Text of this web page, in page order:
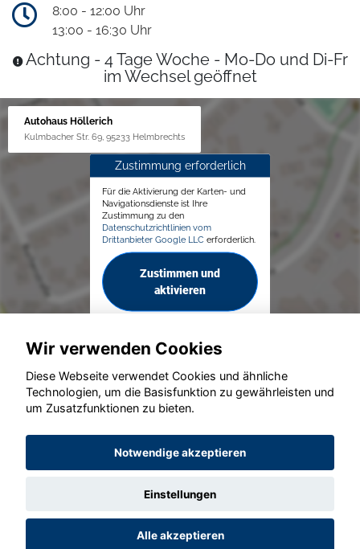
8:00 - 12:00 Uhr
13:00 - 16:30 Uhr
Achtung - 4 Tage Woche - Mo-Do und Di-Fr
im Wechsel geöffnet
Autohaus Höllerich
Kulmbacher Str. 69, 95233 Helmbrechts
Zustimmung erforderlich
Für die Aktivierung der Karten- und
Navigationsdienste ist Ihre
Zustimmung zu den
Datenschutzrichtlinien vom
Drittanbieter Google LLC erforderlich.
Zustimmen und
aktivieren
© konjunkturmotor.de GmbH 2020 - 2026
Wir verwenden Cookies
Diese Webseite verwendet Cookies und ähnliche
Technologien, um die Basisfunktion zu gewährleisten und
um Zusatzfunktionen zu bieten.
Notwendige akzeptieren
Einstellungen
Alle akzeptieren